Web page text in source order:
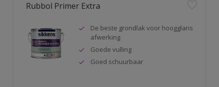
Rubbol Primer Extra
De beste grondlak voor hoogglans
afwerking
Goede vulling
Goed schuurbaar